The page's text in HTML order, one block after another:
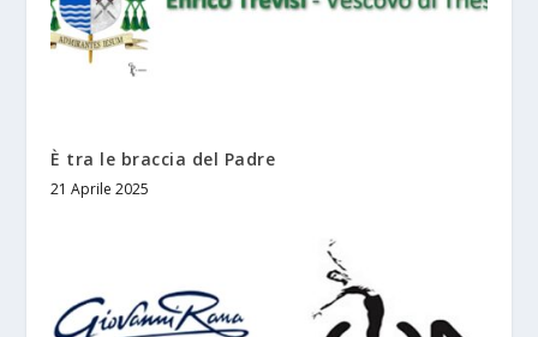
È tra le braccia del Padre
21 Aprile 2025